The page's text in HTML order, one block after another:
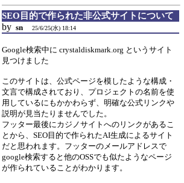
SEO目的で作られた非公式サイトについて
by sn 25/6/25(水) 18:14
Google検索中に crystaldiskmark.org というサイト
見つけました
このサイトは、公式ページを模したような構成・
文言で構成されており、プロジェクトの名前を使
用しているにもかかわらず、明確な公式リンクや
説明が見当たりませんでした。
フッター最後にカジノサイトへのリンクがあるこ
とから、SEO目的で作られたAI生成によるサイト
だと思われます。フッターのメールアドレスで
google検索すると他のOSSでも似たようなページ
が作られていることがわかります。